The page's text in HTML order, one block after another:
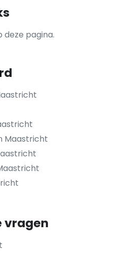
deze pagina.
Maastricht
vragen